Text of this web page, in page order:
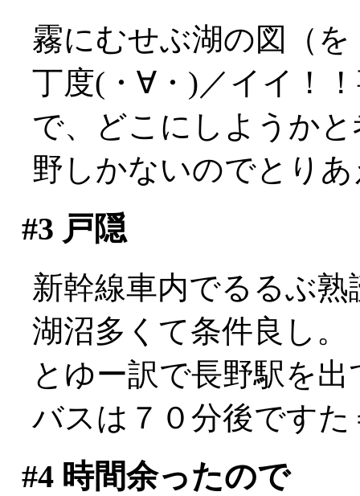
霧にむせぶ湖の図（を
丁度(・∀・)／イイ！
で、どこにしようか
野しかないのでとり
#3 戸隠
新幹線車内でるるぶ
湖沼多くて条件良し。
とゆー訳で長野駅を
バスは７０分後です
#4時間余ったので